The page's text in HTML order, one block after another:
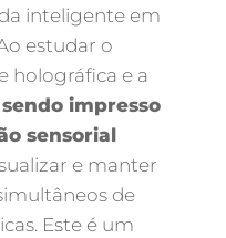
inteligente em
estudar o
holográfica e a
impresso
sensorial
e manter
de
Este é um